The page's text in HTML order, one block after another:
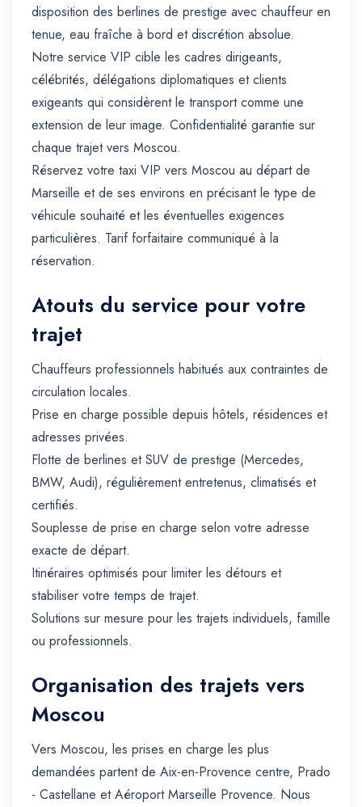
disposition des berlines de prestige avec chauffeur en
tenue, eau fraîche à bord et discrétion absolue.
Notre service VIP cible les cadres dirigeants,
célébrités, délégations diplomatiques et clients
exigeants qui considèrent le transport comme une
extension de leur image. Confidentialité garantie sur
chaque trajet vers Moscou.
Réservez votre taxi VIP vers Moscou au départ de
Marseille et de ses environs en précisant le type de
véhicule souhaité et les éventuelles exigences
particulières. Tarif forfaitaire communiqué à la
réservation.
Atouts du service pour votre
trajet
Chauffeurs professionnels habitués aux contraintes de
circulation locales.
Prise en charge possible depuis hôtels, résidences et
adresses privées.
Flotte de berlines et SUV de prestige (Mercedes,
BMW, Audi), régulièrement entretenus, climatisés et
certifiés.
Souplesse de prise en charge selon votre adresse
exacte de départ.
Itinéraires optimisés pour limiter les détours et
stabiliser votre temps de trajet.
Solutions sur mesure pour les trajets individuels, famille
ou professionnels.
Organisation des trajets vers
Moscou
Vers Moscou, les prises en charge les plus
demandées partent de Aix-en-Provence centre, Prado
- Castellane et Aéroport Marseille Provence. Nous